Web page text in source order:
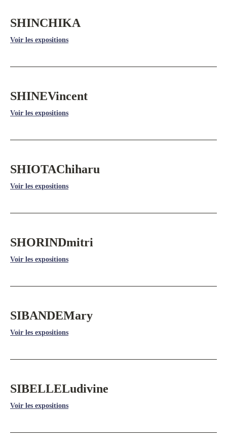
SHINCHIKA
Voir les expositions
SHINEVincent
Voir les expositions
SHIOTAChiharu
Voir les expositions
SHORINDmitri
Voir les expositions
SIBANDEMary
Voir les expositions
SIBELLELudivine
Voir les expositions